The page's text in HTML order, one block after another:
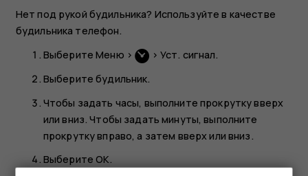
Нет под рукой будильника? Используйте в качестве
будильника телефон.
ВыберитеМеню > > Уст. сигнал.
Выберите будильник.
Чтобы задать часы, выполните прокрутку вверх
или вниз. Чтобы задать минуты, выполните
прокрутку вправо, а затем вверх или вниз.
ВыберитеOK.